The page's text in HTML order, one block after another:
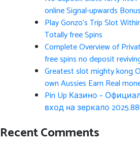
online Signal-upwards
Play Gonzo’s Trip Slot
Totally free Spins
Complete Overview of
free spins no deposit
Greatest slot mighty kong
own Aussies Earn Real
Pin Up Казино –
вход на зеркало
Recent Comments